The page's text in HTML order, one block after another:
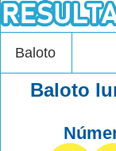
Baloto
Baloto